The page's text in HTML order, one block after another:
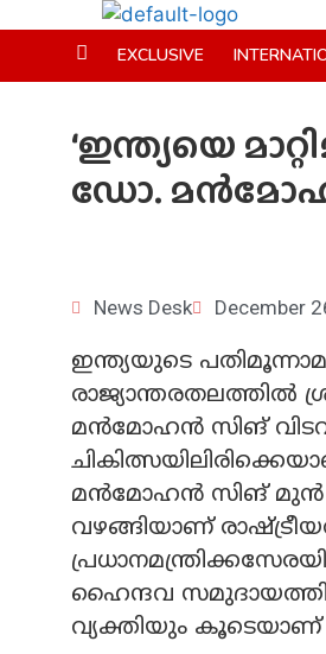
EXCLUSIVE
‘ഇന്ത്യയെ
ഡോ.
News Desk December
ഇന്ത്യയുടെ
മന്‍മോഹന്‍ സിങ്
മന്‍മോഹന്‍ സിങ് മുന്‍
വഴങ്ങിയാണ്
ഹൈന്ദവ
വ്യക്തിയും